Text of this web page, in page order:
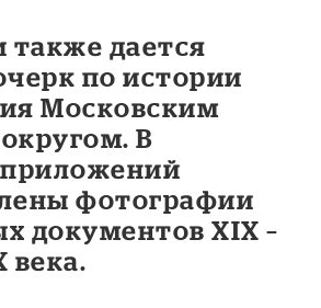
также дается
по истории
Московским
В
приложений
фотографии
документов XIX –
века.